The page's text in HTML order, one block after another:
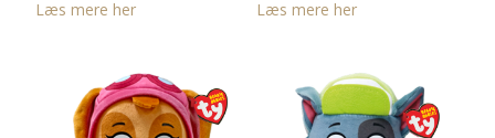
Læs mere her Læs mere her